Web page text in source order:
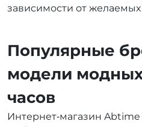
зависимости от
Популярные
модели
часов
Интернет‑магазин